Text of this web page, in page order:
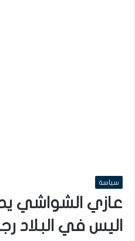
سياسة
عازي الشواشي
اليس في البلاد